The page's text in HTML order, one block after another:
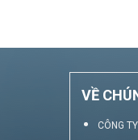
VỀ
CÔNG